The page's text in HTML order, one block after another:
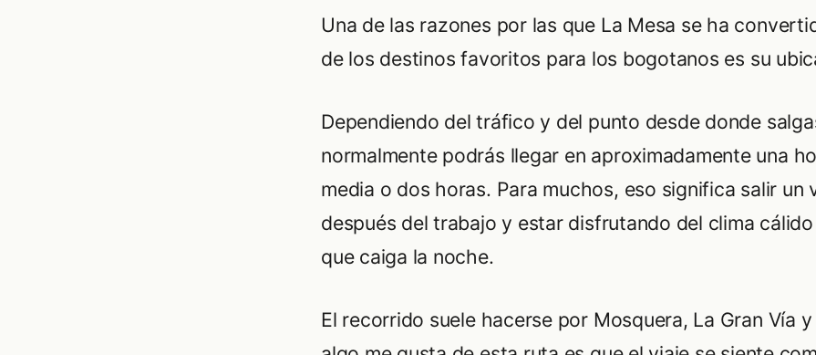
Una de las razones por las que La Mesa se ha
de los destinos favoritos para los bogotanos es su
Dependiendo del tráfico y del punto desde donde
normalmente podrás llegar en aproximadamente una
media o dos horas. Para muchos, eso significa salir un
después del trabajo y estar disfrutando del clima
que caiga la noche.
El recorrido suele hacerse por Mosquera, La Gran Vía y